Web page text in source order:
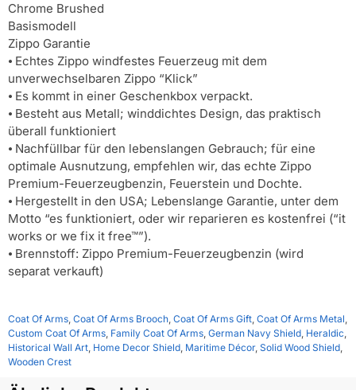
Chrome Brushed
Basismodell
Zippo Garantie
⦁ Echtes Zippo windfestes Feuerzeug mit dem
unverwechselbaren Zippo “Klick”
⦁ Es kommt in einer Geschenkbox verpackt.
⦁ Besteht aus Metall; winddichtes Design, das praktisch
überall funktioniert
⦁ Nachfüllbar für den lebenslangen Gebrauch; für eine
optimale Ausnutzung, empfehlen wir, das echte Zippo
Premium-Feuerzeugbenzin, Feuerstein und Dochte.
⦁ Hergestellt in den USA; Lebenslange Garantie, unter dem
Motto “es funktioniert, oder wir reparieren es kostenfrei (“it
works or we fix it free™”).
⦁ Brennstoff: Zippo Premium-Feuerzeugbenzin (wird
separat verkauft)
Coat Of Arms Coat Of Arms Brooch Coat Of Arms Gift Coat Of Arms Metal
Custom Coat Of Arms Family Coat Of Arms German Navy Shield Heraldic
Historical Wall Art Home Decor Shield Maritime Décor, Solid Wood Shield
Wooden Crest